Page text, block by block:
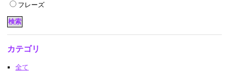
フレーズ
カテゴリ
全て